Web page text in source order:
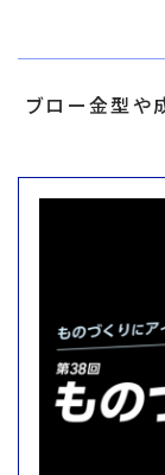
ブロー金型や